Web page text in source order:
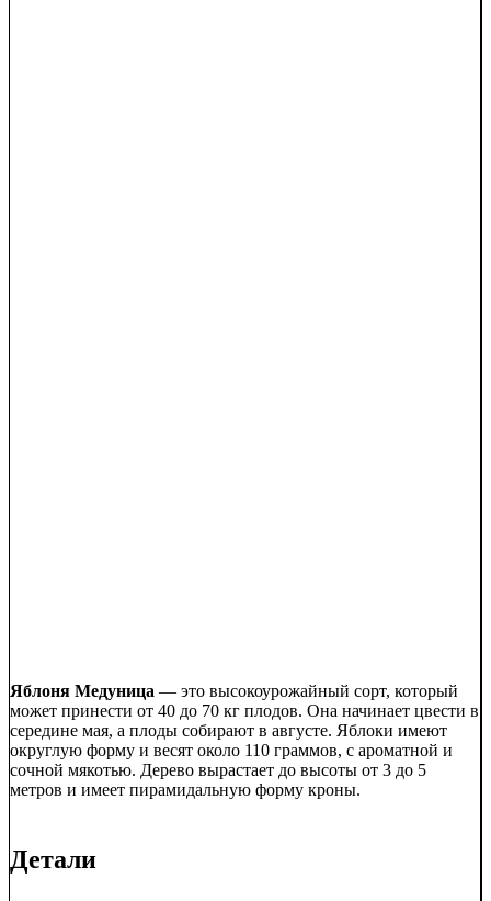
Яблоня Медуница — это высокоурожайный сорт, который
может принести от 40 до 70 кг плодов. Она начинает цвести в
середине мая, а плоды собирают в августе. Яблоки имеют
округлую форму и весят около 110 граммов, с ароматной и
сочной мякотью. Дерево вырастает до высоты от 3 до 5
метров и имеет пирамидальную форму кроны.
Детали